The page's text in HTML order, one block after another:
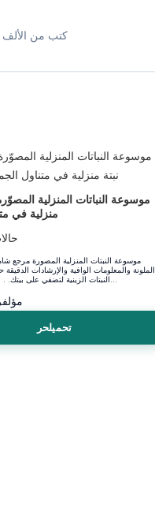
كتب من الألف
منزلية في
موسوعة النبتات المنزلية المصورة مرجع
الملونة والمعلومات الوافية والإرشادات
مؤلف
تحميلحر